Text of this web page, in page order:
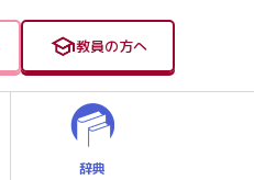
教員の方へ
辞典